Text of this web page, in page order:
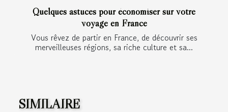
Quelques astuces pour économiser sur votre
voyage en France
Vous rêvez de partir en France, de découvrir ses
merveilleuses régions, sa riche culture et sa...
SIMILAIRE